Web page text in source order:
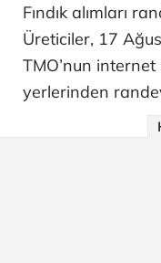
Fındık alımları
Üreticiler, 17
TMO’nun internet
yerlerinden